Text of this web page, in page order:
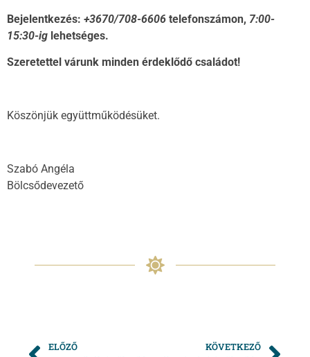
Bejelentkezés: +3670/708-6606 telefonszámon, 7:00-
15:30-ig lehetséges.
Szeretettel várunk minden érdeklődő családot!
Köszönjük együttműködésüket.
Szabó Angéla
Bölcsődevezető
ELŐZŐ KÖVETKEZŐ